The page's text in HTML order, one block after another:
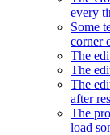
every
Some
corner
The
The
The
after
The
load